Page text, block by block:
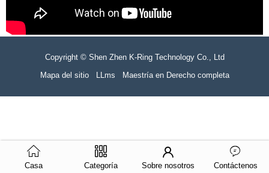
Copyright © Shen Zhen K-Ring Technology Co., Ltd
Mapa del sitio
LLms Maestría en Derecho completa
Casa Categoría Sobre nosotros Contáctenos